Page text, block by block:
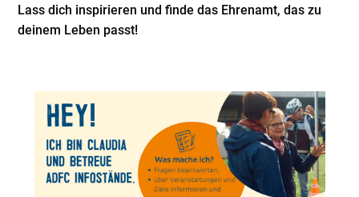
Lass dich inspirieren und finde das Ehrenamt, das zu
deinem Leben passt!